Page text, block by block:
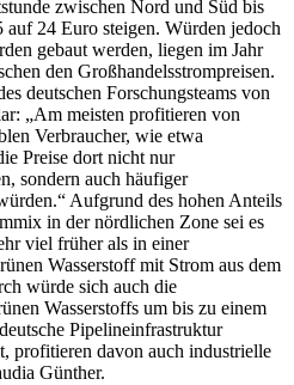
zwischen Nord und Süd bis
24 Euro steigen. Würden jedoch
gebaut werden, liegen im Jahr
den Großhandelsstrompreisen.
deutschen Forschungsteams von
„Am meisten profitieren von
Verbraucher, wie etwa
Preise dort nicht nur
sondern auch häufiger
Aufgrund des hohen Anteils
in der nördlichen Zone sei es
viel früher als in einer
Wasserstoff mit Strom aus dem
würde sich auch die
Wasserstoffs um bis zu einem
Pipelineinfrastruktur
profitieren davon auch industrielle
Günther.